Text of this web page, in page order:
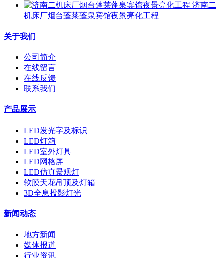
济南二
机床厂烟台蓬莱蓬泉宾馆夜景亮化工程
关于我们
公司简介
在线留言
在线反馈
联系我们
产品展示
LED发光字及标识
LED灯箱
LED室外灯具
LED网格屏
LED仿真景观灯
软膜天花吊顶及灯箱
3D全息投影灯光
新闻动态
地方新闻
媒体报道
行业资讯